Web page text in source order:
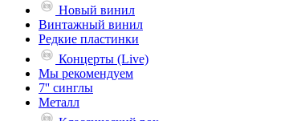
Новый винил
Винтажный винил
Редкие пластинки
Концерты (Live)
Мы рекомендуем
7'' синглы
Металл